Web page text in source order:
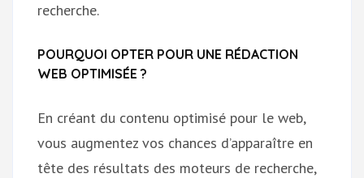
recherche.
POURQUOI OPTER POUR UNE RÉDACTION
WEB OPTIMISÉE ?
En créant du contenu optimisé pour le web,
vous augmentez vos chances d’apparaître en
tête des résultats des moteurs de recherche,